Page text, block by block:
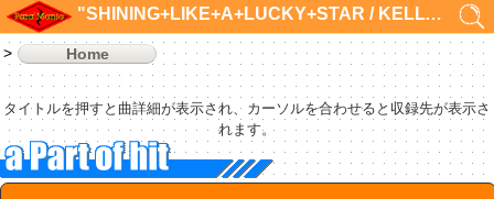
"SHINING+LIKE+A+LUCKY+STAR / KELLY T"の検索結果 1件
Home
タイトルを押すと曲詳細が表示され、カーソルを合わせると収録先が表示さ
れます。